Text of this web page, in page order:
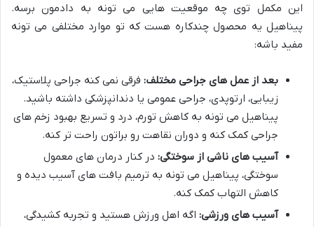
این مکمل توی چه موقعیت هایی می تونه به دادمون برسه.
پیناهیل یه محصول چندکاره هست که تو موارد مختلفی می تونه
مفید باشه:
بعد از عمل های جراحی مختلف: فرقی نمی کنه جراحی پلاستیک،
زیبایی، ارتوپدی، جراحی عمومی یا دندانپزشکی داشته باشید.
پیناهیل می تونه به کاهش تورم، درد و تسریع بهبود زخم های
جراحی کمک کنه و دوران نقاهت رو براتون راحت تر کنه.
آسیب های ناشی از سوختگی: در کنار درمان های معمول
سوختگی، پیناهیل می تونه به ترمیم بافت های آسیب دیده و
کاهش التهاب کمک کنه.
آسیب های ورزشی: اگه اهل ورزش هستید و تجربه کشیدگی،